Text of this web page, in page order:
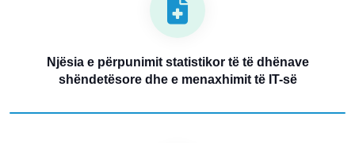
Njësia e përpunimit statistikor të të dhënave
shëndetësore dhe e menaxhimit të IT-së